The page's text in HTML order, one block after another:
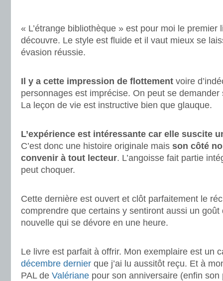
« L’étrange bibliothèque » est pour moi le premier
découvre. Le style est fluide et il vaut mieux se
évasion réussie.
Il y a cette impression de flottement voire
personnages est imprécise. On peut se demander
La leçon de vie est instructive bien que glauque.
L’expérience est intéressante car elle suscite
C’est donc une histoire originale mais son côté
convenir à tout lecteur. L’angoisse fait partie
peut choquer.
Cette dernière est ouvert et clôt parfaitement le
comprendre que certains y sentiront aussi un goût
nouvelle qui se dévore en une heure.
Le livre est parfait à offrir. Mon exemplaire est un
décembre dernier que j’ai lu aussitôt reçu. Et à
PAL de Valériane pour son anniversaire (enfin son